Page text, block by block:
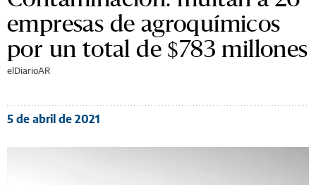
empresas de agroquímicos
por un total de $783 millones
elDiarioAR
5 de abril de 2021